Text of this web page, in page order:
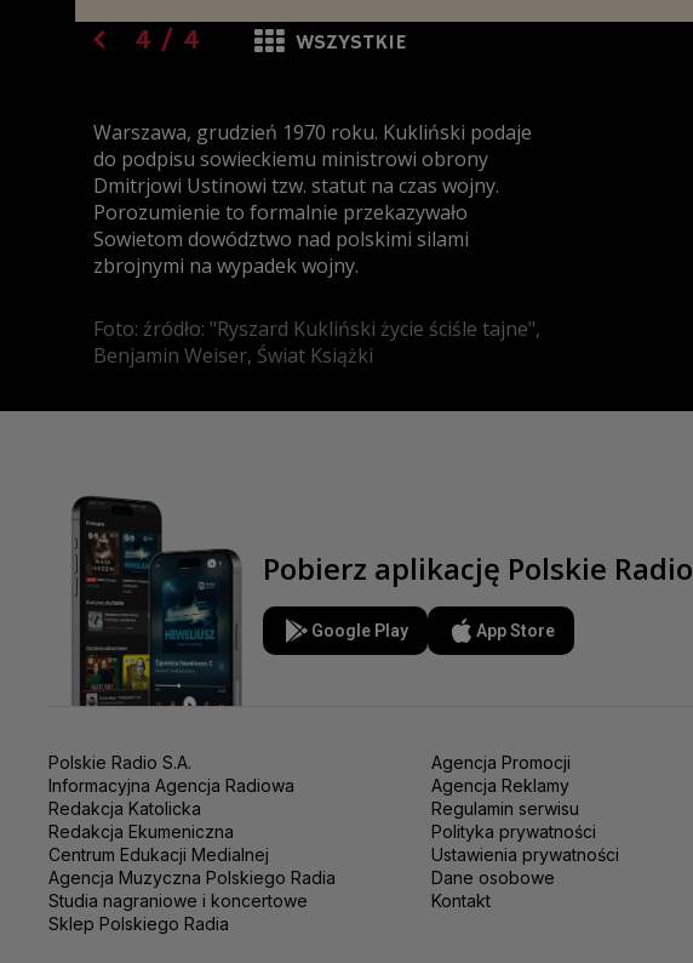
4 / 4 WSZYSTKIE
Warszawa, grudzień 1970 roku. Kukliński podaje
do podpisu sowieckiemu ministrowi obrony
Dmitrjowi Ustinowi tzw. statut na czas wojny.
Porozumienie to formalnie przekazywało
Sowietom dowództwo nad polskimi silami
zbrojnymi na wypadek wojny.
Foto: źródło: "Ryszard Kukliński życie ściśle tajne",
Benjamin Weiser, Świat Książki
Pobierz aplikację Polskie Radio
Google Play App Store
Polskie Radio S.A.
Informacyjna Agencja Radiowa
Redakcja Katolicka
Redakcja Ekumeniczna
Centrum Edukacji Medialnej
Agencja Muzyczna Polskiego Radia
Studia nagraniowe i koncertowe
Sklep Polskiego Radia
Agencja Promocji
Agencja Reklamy
Regulamin serwisu
Polityka prywatności
Ustawienia prywatności
Dane osobowe
Kontakt